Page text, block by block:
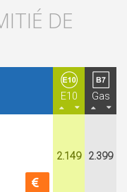
DE
E10 Gas
2.149 2.399